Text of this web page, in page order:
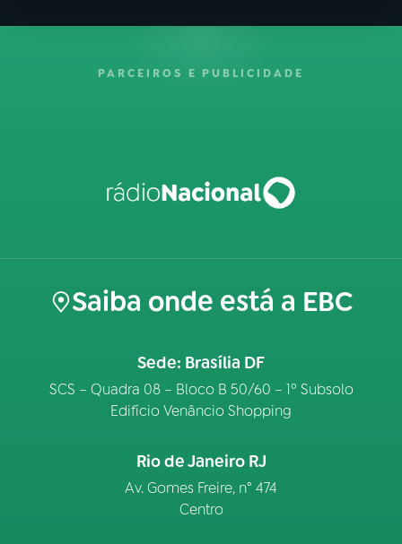
PARCEIROS E PUBLICIDADE
Saiba onde está a EBC
Sede: Brasília DF
SCS – Quadra 08 – Bloco B 50/60 – 1º Subsolo
Edifício Venâncio Shopping
Rio de Janeiro RJ
Av. Gomes Freire, n° 474
Centro